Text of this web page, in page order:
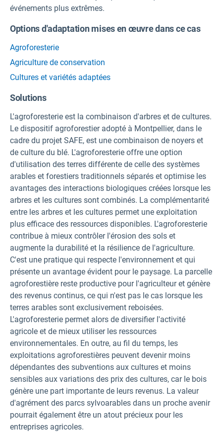
événements plus extrêmes.
Options d'adaptation mises en œuvre dans ce cas
Agroforesterie
Agriculture de conservation
Cultures et variétés adaptées
Solutions
L'agroforesterie est la combinaison d'arbres et de cultures.
Le dispositif agroforestier adopté à Montpellier, dans le
cadre du projet SAFE, est une combinaison de noyers et
de culture du blé. L'agroforesterie offre une option
d'utilisation des terres différente de celle des systèmes
arables et forestiers traditionnels séparés et optimise les
avantages des interactions biologiques créées lorsque les
arbres et les cultures sont combinés. La complémentarité
entre les arbres et les cultures permet une exploitation
plus efficace des ressources disponibles. L'agroforesterie
contribue à mieux contrôler l'érosion des sols et
augmente la durabilité et la résilience de l'agriculture.
C'est une pratique qui respecte l'environnement et qui
présente un avantage évident pour le paysage. La parcelle
agroforestière reste productive pour l'agriculteur et génère
des revenus continus, ce qui n'est pas le cas lorsque les
terres arables sont exclusivement reboisées.
L'agroforesterie permet alors de diversifier l'activité
agricole et de mieux utiliser les ressources
environnementales. En outre, au fil du temps, les
exploitations agroforestières peuvent devenir moins
dépendantes des subventions aux cultures et moins
sensibles aux variations des prix des cultures, car le bois
génère une part importante de leurs revenus. La valeur
d'agrément des parcs sylvoarables dans un proche avenir
pourrait également être un atout précieux pour les
entreprises agricoles.